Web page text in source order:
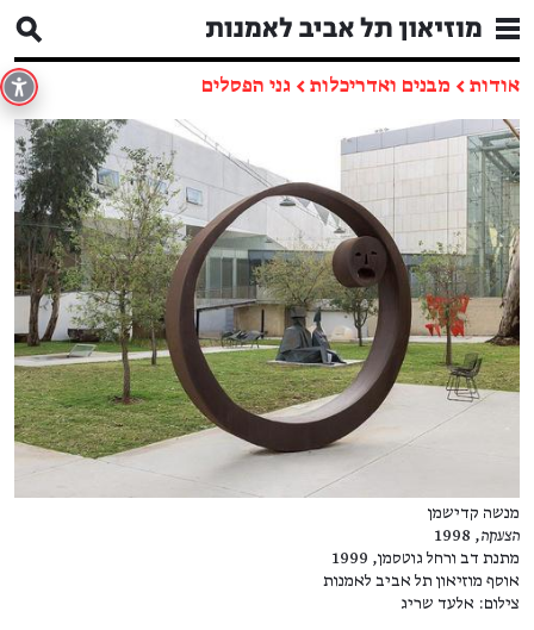
אודות ← מבנים ואדריכלות ← גני הפסלים
מנשה קדישמן
הצעקה, 1998
מתנת דב ורחל גוטסמן, 1999
אוסף מוזיאון תל אביב לאמנות
צילום: אלעד שריג